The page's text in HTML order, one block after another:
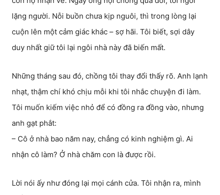
lặng người. Nỗi buồn chưa kịp nguôi, thì trong lòng lại
cuộn lên một cảm giác khác – sợ hãi. Tôi biết, sợi dây
duy nhất giữ tôi lại ngôi nhà này đã biến mất.
Những tháng sau đó, chồng tôi thay đổi thấy rõ. Anh lạnh
nhạt, thậm chí khó chịu mỗi khi tôi nhắc chuyện đi làm.
Tôi muốn kiếm việc nhỏ để có đồng ra đồng vào, nhưng
anh gạt phắt:
– Cô ở nhà bao năm nay, chẳng có kinh nghiệm gì. Ai
nhận cô làm? Ở nhà chăm con là được rồi.
Lời nói ấy như đóng lại mọi cánh cửa. Tôi nhận ra, mình